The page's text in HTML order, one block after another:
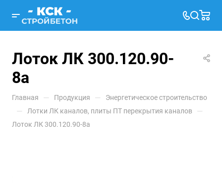
Лоток ЛК 300.120.90-
8а
Главная — Продукция — Энергетическое строительство
— Лотки ЛК каналов, плиты ПТ перекрытия каналов —
Лоток ЛК 300.120.90-8а